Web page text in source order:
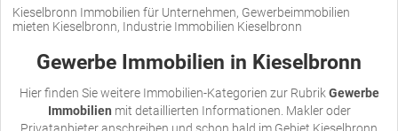
Kieselbronn Immobilien für Unternehmen, Gewerbeimmobilien
mieten Kieselbronn, Industrie Immobilien Kieselbronn
Gewerbe Immobilien in Kieselbronn
Hier finden Sie weitere Immobilien-Kategorien zur Rubrik Gewerbe
Immobilien mit detaillierten Informationen. Makler oder